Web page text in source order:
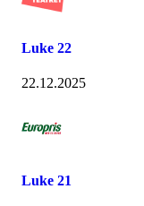
Luke 22
22.12.2025
Luke 21